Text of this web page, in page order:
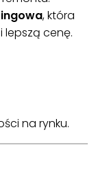
, która
lepszą cenę.
na rynku.